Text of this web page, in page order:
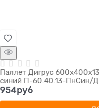
Паллет Дигрус
синий П-60.40.13-ПнСин/Д
954руб